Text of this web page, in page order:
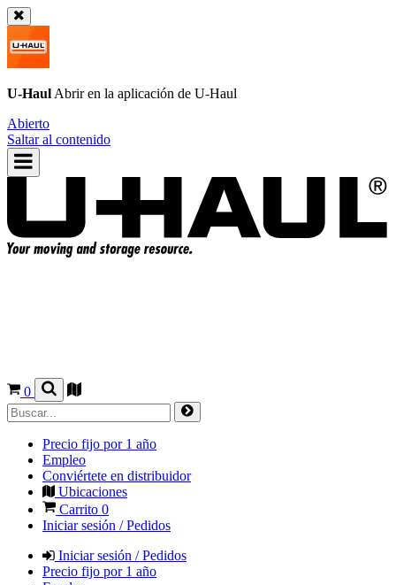
U-Haul Abrir en la aplicación de U-Haul
Abierto
Saltar al contenido
0
Precio fijo por 1 año
Empleo
Conviértete en distribuidor
Ubicaciones
Carrito 0
Iniciar sesión / Pedidos
Iniciar sesión / Pedidos
Precio fijo por 1 año